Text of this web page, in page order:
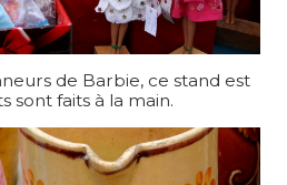
de Barbie, ce stand est
sont faits à la main.